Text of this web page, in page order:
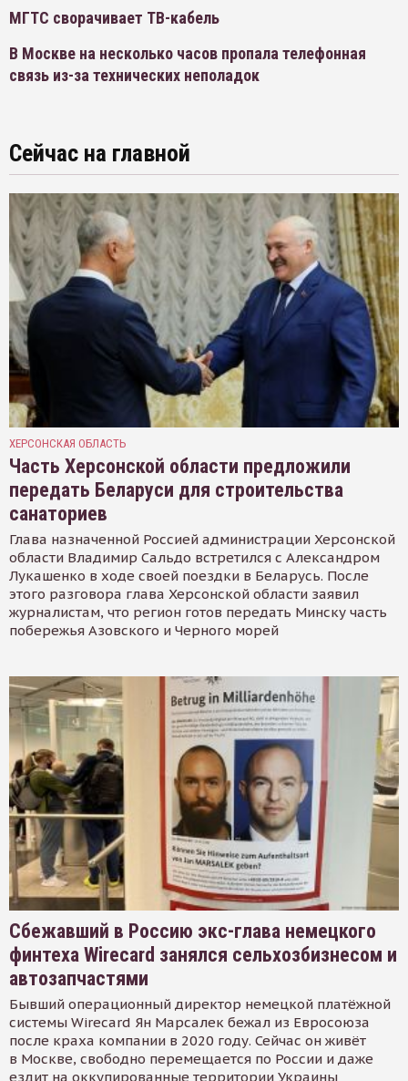
МГТС сворачивает ТВ-кабель
В Москве на несколько часов пропала телефонная
связь из-за технических неполадок
Сейчас на главной
ХЕРСОНСКАЯ ОБЛАСТЬ
Часть Херсонской области предложили
передать Беларуси для строительства
санаториев
Глава назначенной Россией администрации Херсонской
области Владимир Сальдо встретился с Александром
Лукашенко в ходе своей поездки в Беларусь. После
этого разговора глава Херсонской области заявил
журналистам, что регион готов передать Минску часть
побережья Азовского и Черного морей
Сбежавший в Россию экс-глава немецкого
финтеха Wirecard занялся сельхозбизнесом и
автозапчастями
Бывший операционный директор немецкой платёжной
системы Wirecard Ян Марсалек бежал из Евросоюза
после краха компании в 2020 году. Сейчас он живёт
в Москве, свободно перемещается по России и даже
ездит на оккупированные территории Украины